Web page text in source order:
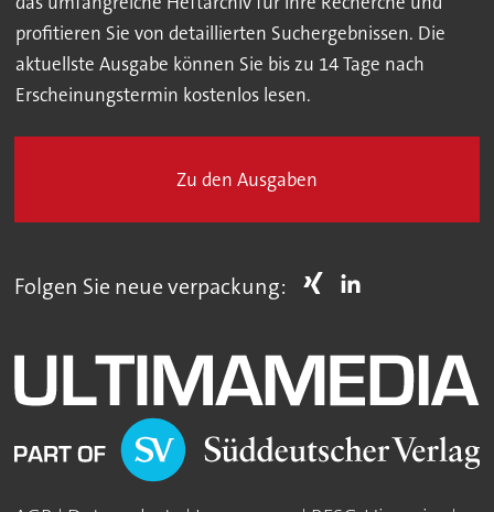
profitieren Sie von detaillierten Suchergebnissen. Die
aktuellste Ausgabe können Sie bis zu 14 Tage nach
Erscheinungstermin kostenlos lesen.
Zu den Ausgaben
Folgen Sie neue verpackung: